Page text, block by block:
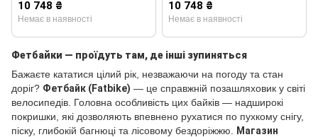
10 748 ₴
Немає в наявності
10 748 ₴
Немає в наявності
Фетбайки — проїдуть там, де інші зупиняться
Бажаєте кататися цілий рік, незважаючи на погоду та стан
доріг? Фетбайк (Fatbike) — це справжній позашляховик у світі
велосипедів. Головна особливість цих байків — надширокі
покришки, які дозволяють впевнено рухатися по пухкому снігу,
піску, глибокій багнюці та лісовому бездоріжжю.
Магазин